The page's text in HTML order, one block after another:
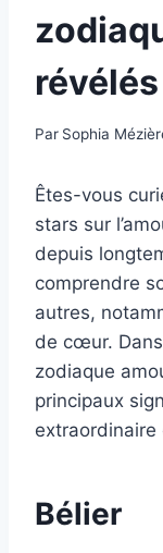
révélés
Par Sophia
Êtes-vous
stars sur
depuis
comprendre
autres,
de cœur.
zodiaque
principaux
extraordinaire
Bélier